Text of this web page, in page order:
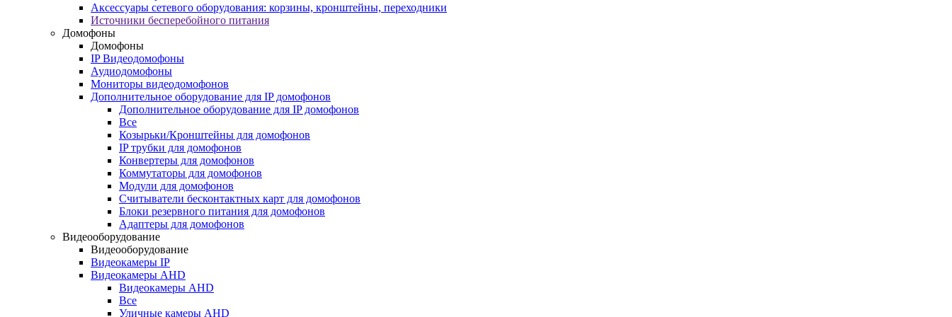
Аксессуары сетевого оборудования: корзины, кронштейны, переходники
Источники бесперебойного питания
Домофоны
Домофоны
IP Видеодомофоны
Аудиодомофоны
Мониторы видеодомофонов
Дополнительное оборудование для IP домофонов
Дополнительное оборудование для IP домофонов
Все
Козырьки/Кронштейны для домофонов
IP трубки для домофонов
Конвертеры для домофонов
Коммутаторы для домофонов
Модули для домофонов
Считыватели бесконтактных карт для домофонов
Блоки резервного питания для домофонов
Адаптеры для домофонов
Видеооборудование
Видеооборудование
Видеокамеры IP
Видеокамеры AHD
Видеокамеры AHD
Все
Уличные камеры AHD